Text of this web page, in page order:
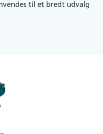
til et bredt udvalg